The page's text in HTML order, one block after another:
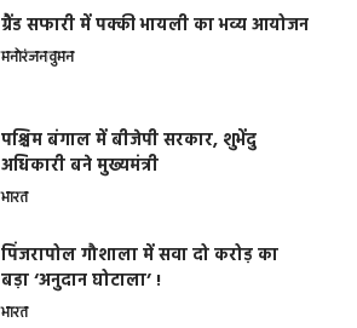
ग्रैंड सफारी में पक्की भायली का भव्य आयोजन
मनोरंजनवुमन
पश्चिम बंगाल में बीजेपी सरकार, शुभेंदु
अधिकारी बने मुख्यमंत्री
भारत
​पिंजरापोल गौशाला में सवा दो करोड़ का
बड़ा ‘अनुदान घोटाला’ !
भारत